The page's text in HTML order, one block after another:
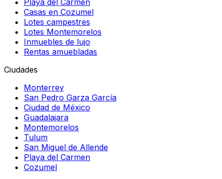
Casas en Cozumel
Lotes campestres
Lotes Montemorelos
Inmuebles de lujo
Rentas amuebladas
Ciudades
Monterrey
San Pedro Garza García
Ciudad de México
Guadalajara
Montemorelos
Tulum
San Miguel de Allende
Playa del Carmen
Cozumel